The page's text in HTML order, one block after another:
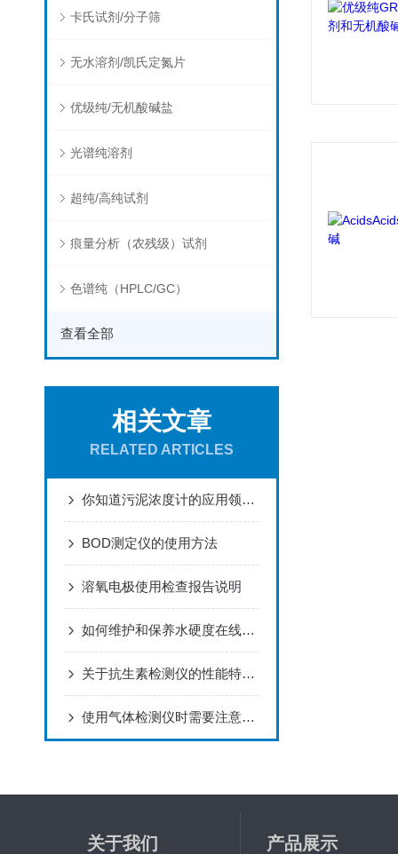
卡氏试剂/分子筛
无水溶剂/凯氏定氮片
优级纯/无机酸碱盐
光谱纯溶剂
超纯/高纯试剂
痕量分析（农残级）试剂
色谱纯（HPLC/GC）
查看全部
相关文章
RELATED ARTICLES
你知道污泥浓度计的应用领域及故障处理方法？
BOD测定仪的使用方法
溶氧电极使用检查报告说明
如何维护和保养水硬度在线分析仪以延长其使用寿命？
关于抗生素检测仪的性能特点，优势显著，速来看看
使用气体检测仪时需要注意的问题
关于我们 产品展示